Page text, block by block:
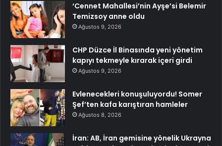
‘Cennet Mahallesi’nin Ayşe’si Belemir
Temizsoy anne oldu
Ağustos 9, 2026
CHP Düzce İl Binasında yeni yönetim
kapıyı tekmeyle kırarak içeri girdi
Ağustos 9, 2026
Evlenecekleri konuşuluyordu! Somer
Şef’ten kafa karıştıran hamleler
Ağustos 8, 2026
İran: AB, İran gemisine yönelik Ukrayna